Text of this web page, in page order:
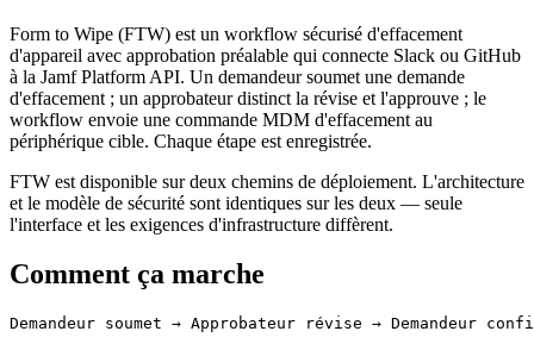
Form to Wipe (FTW) est un workflow sécurisé d'effacement
d'appareil avec approbation préalable qui connecte Slack ou GitHub
à la Jamf Platform API. Un demandeur soumet une demande
d'effacement ; un approbateur distinct la révise et l'approuve ; le
workflow envoie une commande MDM d'effacement au
périphérique cible. Chaque étape est enregistrée.
FTW est disponible sur deux chemins de déploiement. L'architecture
et le modèle de sécurité sont identiques sur les deux — seule
l'interface et les exigences d'infrastructure diffèrent.
Comment ça marche